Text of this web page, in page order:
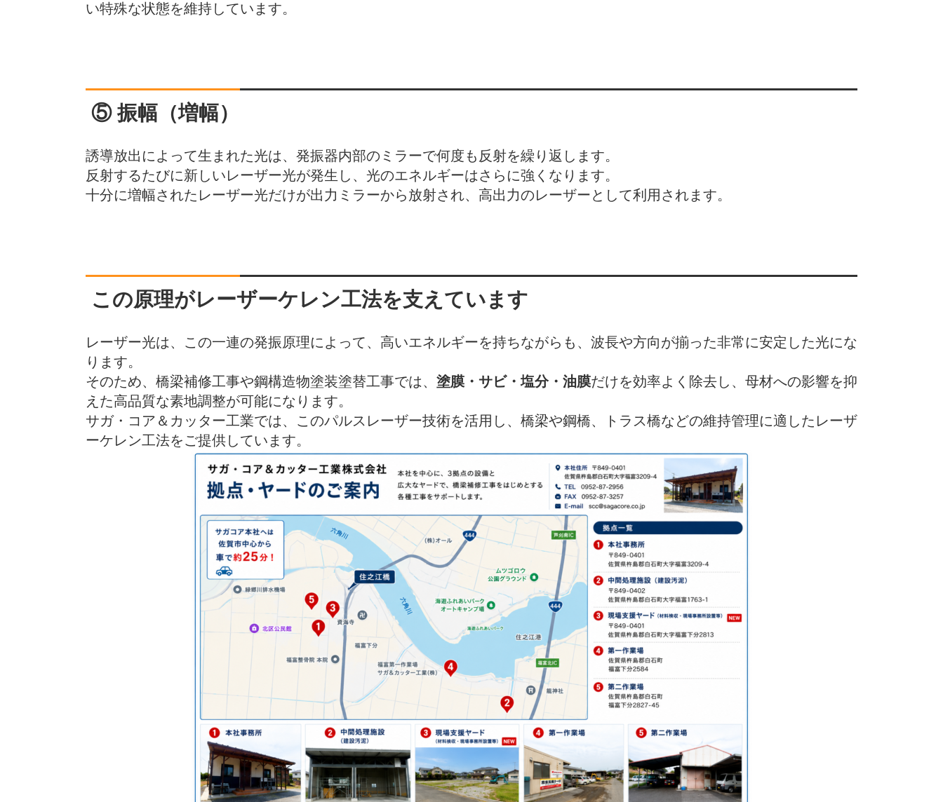
い特殊な状態を維持しています。
⑤ 振幅（増幅）
誘導放出によって生まれた光は、発振器内部のミラーで何度も反射を繰り返します。
反射するたびに新しいレーザー光が発生し、光のエネルギーはさらに強くなります。
十分に増幅されたレーザー光だけが出力ミラーから放射され、高出力のレーザーとして利用されます。
この原理がレーザーケレン工法を支えています
レーザー光は、この一連の発振原理によって、高いエネルギーを持ちながらも、波長や方向が揃った非常に安定した光にな
ります。
そのため、橋梁補修工事や鋼構造物塗装塗替工事では、 塗膜・サビ・塩分・油膜だけを効率よく除去し、母材への影響を抑
えた高品質な素地調整が可能になります。
サガ・コア＆カッター工業では、このパルスレーザー技術を活用し、橋梁や鋼橋、トラス橋などの維持管理に適したレーザ
ーケレン工法をご提供しています。